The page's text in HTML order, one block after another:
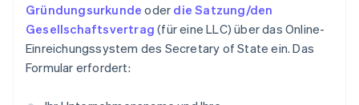
Gründungsurkunde oder die Satzung/den
Gesellschaftsvertrag (für eine LLC) über das Online-
Einreichungssystem des Secretary of State ein. Das
Formular erfordert: